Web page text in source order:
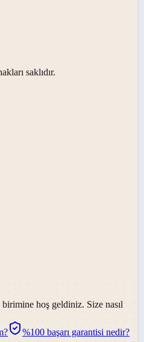
saklıdır.
birimine hoş geldiniz. Size nasıl
%100 başarı garantisi nedir?